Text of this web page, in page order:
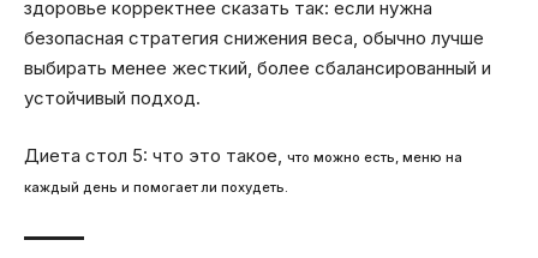
здоровье корректнее сказать так: если нужна
безопасная стратегия снижения веса, обычно лучше
выбирать менее жесткий, более сбалансированный и
устойчивый подход.
Диета стол 5: что это такое, что можно есть, меню на
каждый день и помогает ли похудеть.